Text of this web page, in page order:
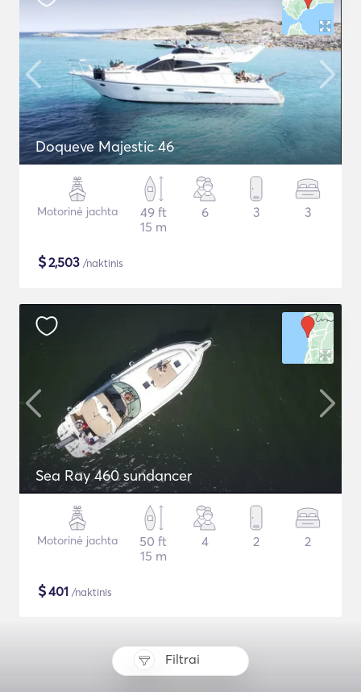
Filtrai
Doqueve Majestic 46
Motorinė jachta
49 ft
15 m
6 3 3
$2,503 /naktinis
Sea Ray 460 sundancer
Motorinė jachta
50 ft
15 m
4 2 2
$401 /naktinis